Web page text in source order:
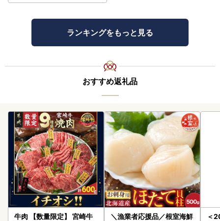
ランキングをもっと見る
おすすめ返礼品
牛肉 【数量限定】 宮崎牛
＼漁業者応援品／根室海鮮
＜